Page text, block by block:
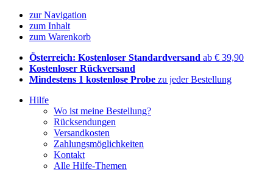
zur Navigation
zum Inhalt
zum Warenkorb
Österreich: Kostenloser Standardversand ab € 39,90
Kostenloser Rückversand
Mindestens 1 kostenlose Probe zu jeder Bestellung
Hilfe
Wo ist meine Bestellung?
Rücksendungen
Versandkosten
Zahlungsmöglichkeiten
Kontakt
Alle Hilfe-Themen